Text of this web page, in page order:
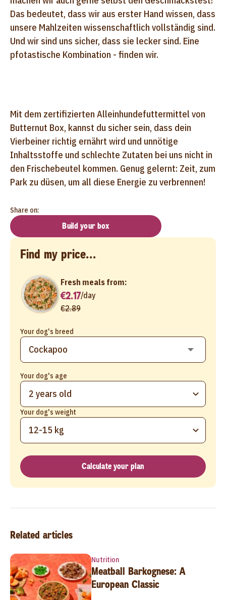
Das bedeutet, dass wir aus erster Hand wissen, dass
unsere Mahlzeiten wissenschaftlich vollständig sind.
Und wir sind uns sicher, dass sie lecker sind. Eine
pfotastische Kombination - finden wir.
Mit dem zertifizierten Alleinhundefuttermittel von
Butternut Box, kannst du sicher sein, dass dein
Vierbeiner richtig ernährt wird und unnötige
Inhaltsstoffe und schlechte Zutaten bei uns nicht in
den Frischebeutel kommen. Genug gelernt: Zeit, zum
Park zu düsen, um all diese Energie zu verbrennen!
Share on:
Build your box
Find my price...
Your dog's breed
Your dog's age
2 years old
Your dog's weight
12-15 kg
Fresh meals from:
€2.17/day
€2.89
Calculate your plan
Related articles
Nutrition
Meatball Barkognese: A
European Classic